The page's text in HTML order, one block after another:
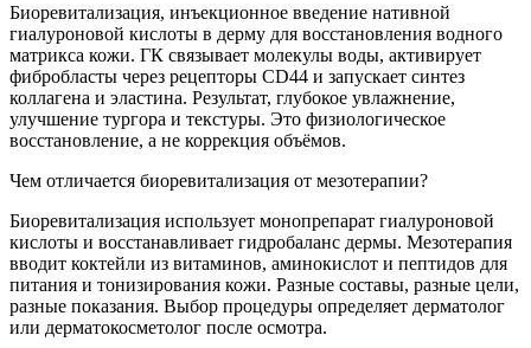
Биоревитализация, инъекционное введение нативной
гиалуроновой кислоты в дерму для восстановления водного
матрикса кожи. ГК связывает молекулы воды, активирует
фибробласты через рецепторы CD44 и запускает синтез
коллагена и эластина. Результат, глубокое увлажнение,
улучшение тургора и текстуры. Это физиологическое
восстановление, а не коррекция объёмов.
Чем отличается биоревитализация от мезотерапии?
Биоревитализация использует монопрепарат гиалуроновой
кислоты и восстанавливает гидробаланс дермы. Мезотерапия
вводит коктейли из витаминов, аминокислот и пептидов для
питания и тонизирования кожи. Разные составы, разные цели,
разные показания. Выбор процедуры определяет дерматолог
или дерматокосметолог после осмотра.